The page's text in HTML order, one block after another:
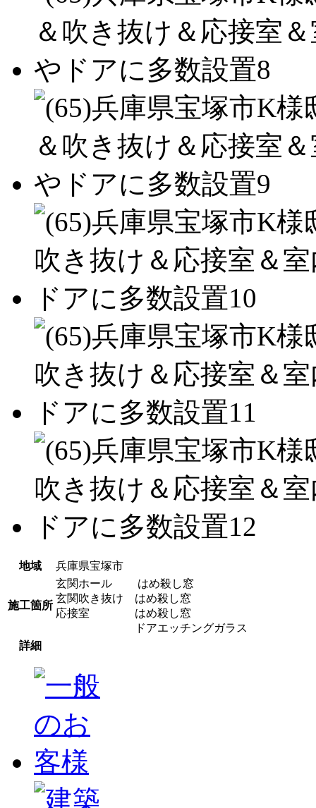
地域 兵庫県宝塚市
施工箇所
玄関ホール はめ殺し窓
玄関吹き抜け はめ殺し窓
応接室 はめ殺し窓
ドアエッチングガラス
詳細